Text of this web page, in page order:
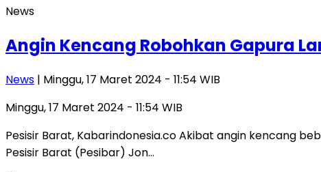
News
Angin Kencang Robohkan Gapura
News | Minggu, 17 Maret 2024 - 11:54 WIB
Minggu, 17 Maret 2024 - 11:54 WIB
Pesisir Barat, Kabarindonesia.co Akibat angin kencang
Pesisir Barat (Pesibar) Jon…